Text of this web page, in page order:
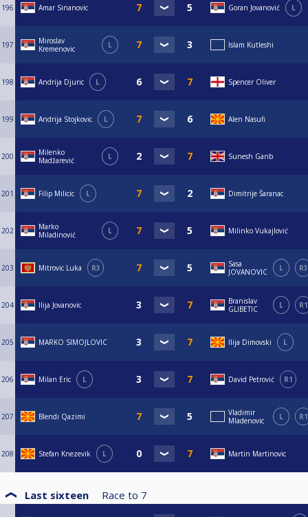
196 Amar Sinanovic Goran Jovanović L
197
Miroslav
Kremenovic
L Islam Kutleshi
198 Andrija Djuric L Spencer Oliver
199 Andrija Stojkovic L Alen Nasufi
200
Milenko
Madžarević
L Sunesh Garib
201 Filip Milicic L Dimitrije Šaranac
202
Marko
Miladinović
L Milinko Vukajlović
203 Mitrovic Luka R3
Sasa
JOVANOVIC
L R3
204 Ilija Jovanovic
Branislav
GLIBETIC
L R1
205 MARKO SIMOJLOVIC Ilija Dimovski L
206 Milan Eric L David Petrović R1
207 Blendi Qazimi
Vladimir
Mladenovic
L R1
208 Stefan Knezevik L Martin Martinovic
Last sixteen Race to 7